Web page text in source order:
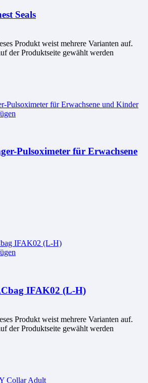
Seals
Produkt weist mehrere Varianten auf.
der Produktseite gewählt werden
Pulsoximeter für Erwachsene
IFAK02 (L-H)
Produkt weist mehrere Varianten auf.
der Produktseite gewählt werden